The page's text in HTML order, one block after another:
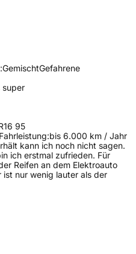
GemischtGefahrene
super
95
bis 6.000 km / Jahr
kann ich noch nicht sagen.
ich erstmal zufrieden. Für
Reifen an dem Elektroauto
ist nur wenig lauter als der